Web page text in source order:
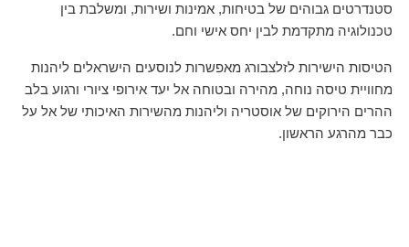
סטנדרטים גבוהים של בטיחות, אמינות ושירות, ומשלבת בין
טכנולוגיה מתקדמת לבין יחס אישי וחם.
הטיסות הישירות לזלצבורג מאפשרות לנוסעים הישראלים ליהנות
מחוויית טיסה נוחה, מהירה ובטוחה אל יעד אירופי ציורי ורגוע בלב
ההרים הירוקים של אוסטריה וליהנות מהשירות האיכותי של אל על
כבר מהרגע הראשון.